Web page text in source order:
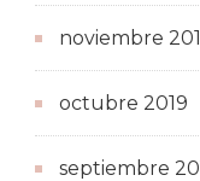
noviembre
octubre 2019
septiembre